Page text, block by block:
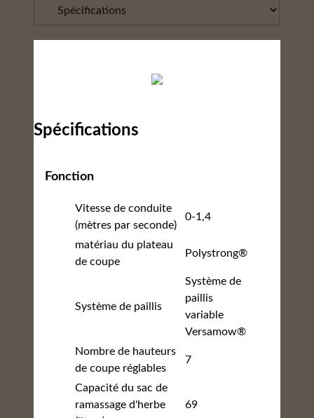
Spécifications
Fonction
Vitesse de conduite
(mètres par seconde)
0-1,4
matériau du plateau
de coupe
Polystrong®
Système de paillis
Système de
paillis
variable
Versamow®
Nombre de hauteurs
de coupe réglables
7
Capacité du sac de
ramassage d'herbe
69